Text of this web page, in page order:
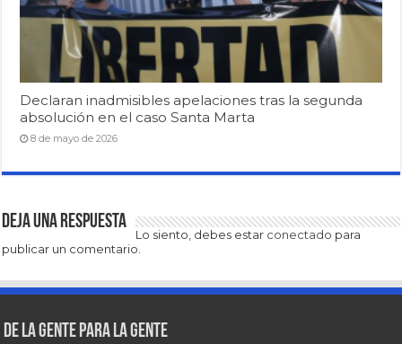
Declaran inadmisibles apelaciones tras la segunda
absolución en el caso Santa Marta
8 de mayo de 2026
Deja una respuesta
Lo siento, debes estar conectado para
publicar un comentario.
De la gente para la gente